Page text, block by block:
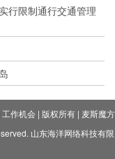
行限制通行交通管理
工作机会| 版权所有| 麦斯魔方
山东海洋网络科技有限